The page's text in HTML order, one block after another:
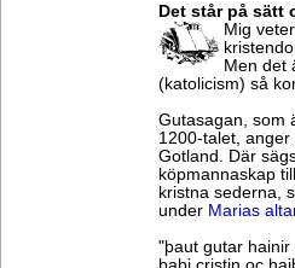
Det står på sätt
Mig
Men det
(katolicism) så
Gutasagan, som
1200-talet,
Gotland. Där
köpmannaskap
kristna sederna,
under Marias
"þaut gutar